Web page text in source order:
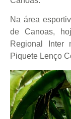
Na área
de Canoas,
Regional Inter
Piquete Lenço